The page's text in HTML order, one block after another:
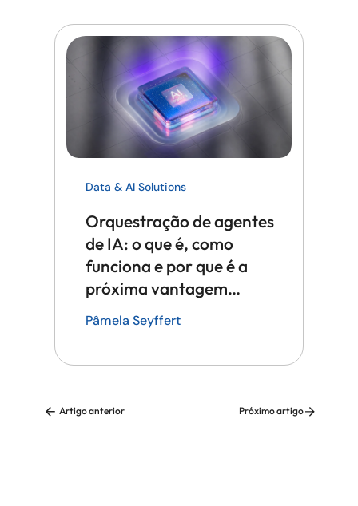
Data & AI Solutions
Orquestração de agentes
de IA: o que é, como
funciona e por que é a
próxima vantagem
competitiva em tecnologia
Pâmela Seyffert
Artigo anterior Próximo artigo